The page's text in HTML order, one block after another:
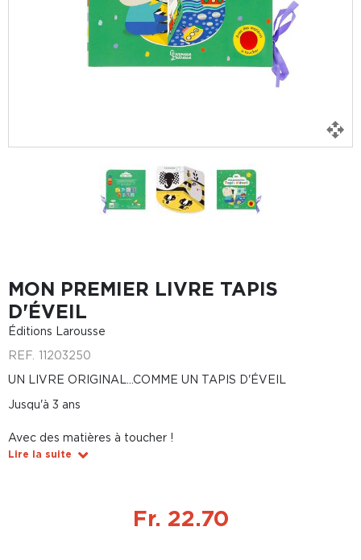
MON PREMIER LIVRE TAPIS
D'ÉVEIL
Éditions Larousse
REF. 11203250
UN LIVRE ORIGINAL...COMME UN TAPIS D'ÉVEIL
Jusqu'à 3 ans
Avec des matières à toucher !
Lire la suite
Fr. 22.70